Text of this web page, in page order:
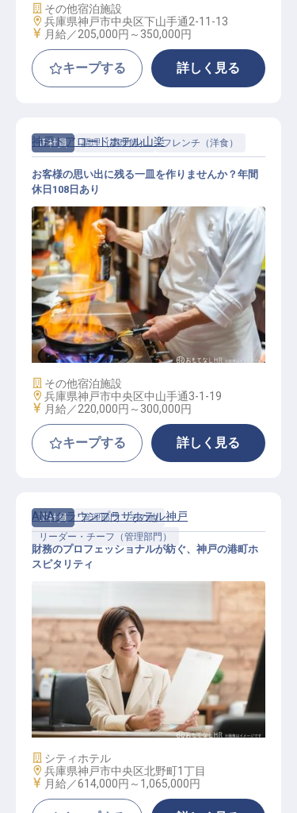
施設業態
その他宿泊施設
勤務地
兵庫県神戸市中央区下山手通2-11-13
給与
月給／205,000円～ 350,000円
キープする 詳しく見る
正社員 調理（調理師） フレンチ（洋食）
洋食調理
神戸トアロードホテル山楽
お客様の思い出に残る一皿を作りませんか？年間
休日108日あり
施設業態
その他宿泊施設
勤務地
兵庫県神戸市中央区中山手通3-1-19
給与
月給／220,000円～ 300,000円
キープする 詳しく見る
正社員
管理部門・その他
リーダー・チーフ（管理部門）
ファイナンス＆ビジネスサポートデ
ィレクター
ANAクラウンプラザホテル神戸
財務のプロフェッショナルが紡ぐ、神戸の港町ホ
スピタリティ
施設業態
シティホテル
勤務地
兵庫県神戸市中央区北野町1丁目
給与
月給／614,000円～ 1,065,000円